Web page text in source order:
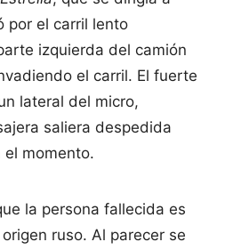
por el carril lento
izquierda del camión
el carril. El fuerte
lateral del micro,
saliera despedida
momento.
la persona fallecida es
ruso. Al parecer se